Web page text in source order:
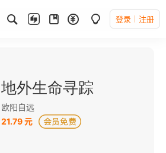
登录 注册
地外生命寻踪
欧阳自远
21.79 元